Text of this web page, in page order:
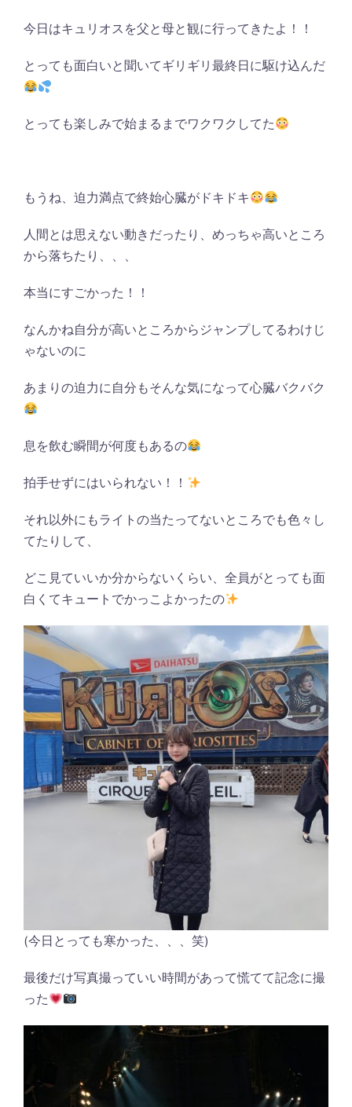
今日はキュリオスを父と母と観に行ってきたよ！！
とっても面白いと聞いてギリギリ最終日に駆け込んだ
とっても楽しみで始まるまでワクワクしてた
もうね、迫力満点で終始心臓がドキドキ
人間とは思えない動きだったり、めっちゃ高いところ
から落ちたり、、、
本当にすごかった！！
なんかね自分が高いところからジャンプしてるわけじ
ゃないのに
あまりの迫力に自分もそんな気になって心臓バクバク
息を飲む瞬間が何度もあるの
拍手せずにはいられない！！
それ以外にもライトの当たってないところでも色々し
てたりして、
どこ見ていいか分からないくらい、全員がとっても面
白くてキュートでかっこよかったの
(今日とっても寒かった、、、笑)
最後だけ写真撮っていい時間があって慌てて記念に撮
った